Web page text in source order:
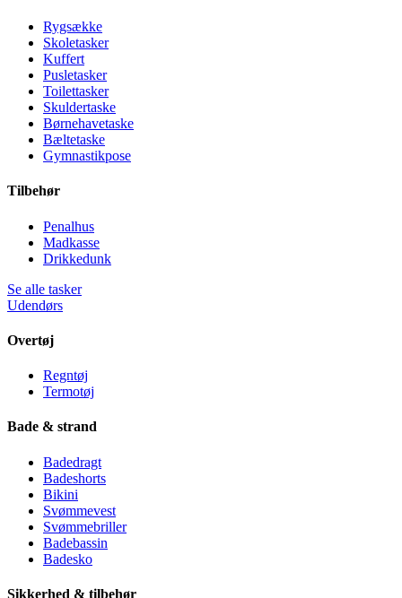
Rygsække
Skoletasker
Kuffert
Pusletasker
Toilettasker
Skuldertaske
Børnehavetaske
Bæltetaske
Gymnastikpose
Tilbehør
Penalhus
Madkasse
Drikkedunk
Se alle tasker
Udendørs
Overtøj
Regntøj
Termotøj
Bade & strand
Badedragt
Badeshorts
Bikini
Svømmevest
Svømmebriller
Badebassin
Badesko
Sikkerhed & tilbehør